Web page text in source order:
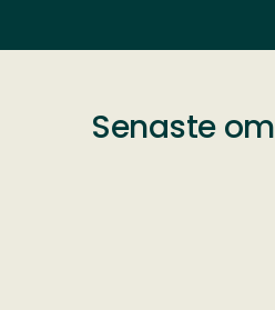
Senaste om